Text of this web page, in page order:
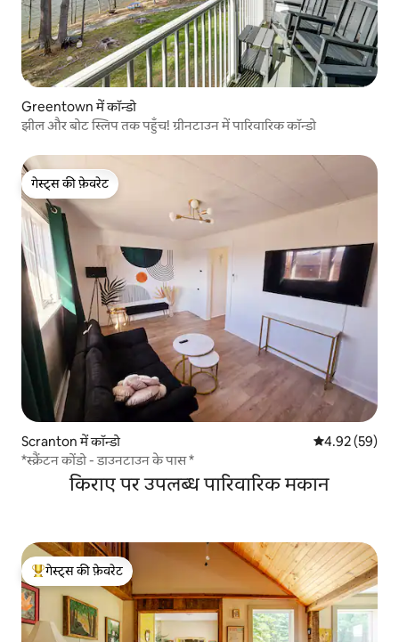
Greentown में कॉन्डो
झील और बोट स्लिप तक पहुँच! ग्रीनटाउन में पारिवारिक कॉन्डो
गेस्ट्स की फ़ेवरेट
गेस्ट्स की फ़ेवरेट
Scranton में कॉन्डो औसत रेटिंग 5 में
4.92 (59)
*स्क्रैंटन कोंडो - डाउनटाउन के पास *
किराए पर उपलब्ध पारिवारिक मकान
गेस्ट्स का टॉप फ़ेवरेट
गेस्ट्स की फ़ेवरेट